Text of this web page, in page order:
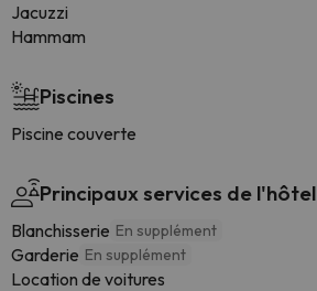
Jacuzzi
Hammam
Piscines
Piscine couverte
Principaux services de l'hôtel
Blanchisserie En supplément
Garderie En supplément
Location de voitures